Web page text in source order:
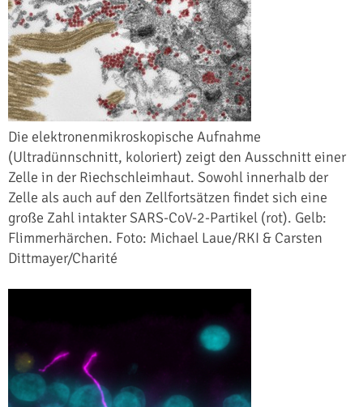
Die elektronenmikroskopische Aufnahme
(Ultradünnschnitt, koloriert) zeigt den Ausschnitt einer
Zelle in der Riechschleimhaut. Sowohl innerhalb der
Zelle als auch auf den Zellfortsätzen findet sich eine
große Zahl intakter SARS-CoV-2-Partikel (rot). Gelb:
Flimmerhärchen. Foto: Michael Laue/RKI & Carsten
Dittmayer/Charité